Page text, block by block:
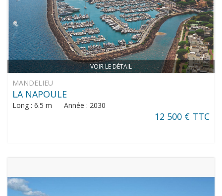
VOIR LE DÉTAIL
MANDELIEU
LA NAPOULE
Long : 6.5 m Année : 2030
12 500 € TTC